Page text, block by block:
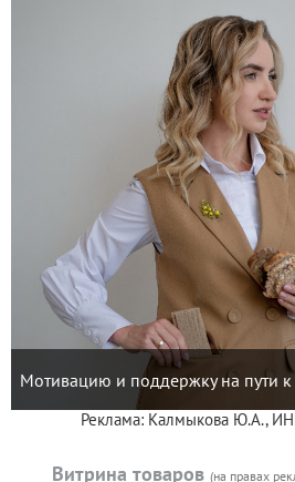
Мотивацию и поддержку на пути
Реклама: Калмыкова Ю.А.,
Витрина товаров (на правах